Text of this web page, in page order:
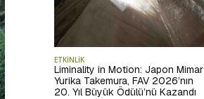
ETKİNLİK
Liminality in Motion: Japon Mimar
Yurika Takemura, FAV 2026’nın
20. Yıl Büyük Ödülü’nü Kazandı